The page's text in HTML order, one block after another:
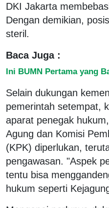
DKI Jakarta
Dengan demikian,
steril.
Baca Juga :
Ini BUMN Pertama yang
Selain dukungan
pemerintah setempat,
aparat penegak
Agung dan Komisi
(KPK) diperlukan,
pengawasan. "Aspek
tentu bisa
hukum seperti